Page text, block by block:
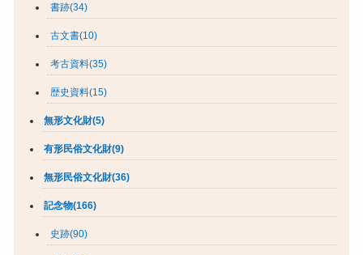
書跡(34)
古文書(10)
考古資料(35)
歴史資料(15)
無形文化財(5)
有形民俗文化財(9)
無形民俗文化財(36)
記念物(166)
史跡(90)